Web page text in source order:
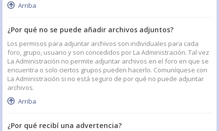
Arriba
¿Por qué no se puede añadir archivos adjuntos?
Los permisos para adjuntar archivos son individuales para cada
foro, grupo, usuario y son concedidos por La Administración. Tal vez
La Administración no permite adjuntar archivos en el foro en que se
encuentra o solo ciertos grupos pueden hacerlo. Comuníquese con
La Administración si no está seguro de por qué no puede adjuntar
archivos.
Arriba
¿Por qué recibí una advertencia?